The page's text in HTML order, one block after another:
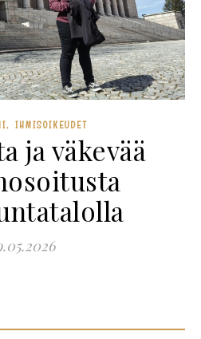
, IHMISOIKEUDET
ja väkevää